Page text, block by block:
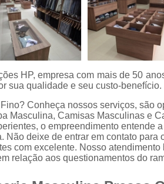
Camisa Xadrez
Camisa Masculina
Camisa Social
Camisa Social
Camisa
HP, empresa com mais de 50
sua qualidade e seu custo-benefício.
Conheça nossos serviços, são
Masculina, Camisas Masculinas e
o empreendimento entende
deixe de entrar em contato para
com excelente. Nosso atendimento
relação aos questionamentos do